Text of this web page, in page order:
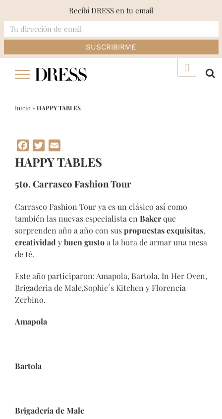
Inicio »HAPPY TABLES
Facebook
Twitter
HAPPY TABLES
5to. Carrasco Fashion Tour
Carrasco Fashion Tour ya es un clásico así como
también las nuevas especialista en Bakerque
sorprenden año a año con suspropuestas exquisitas,
creatividad ybuen gustoa la hora de armar una mesa
de té.
Este año participaron: Amapola, Bartola, In Her Oven,
Brigaderia de Male,Sophie´s Kitchen y Florencia
Zerbino.
Amapola
Bartola
Brigaderia de Male
Recibí DRESS en tu email